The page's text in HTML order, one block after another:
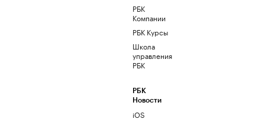
РБК
Компании
РБК Курсы
Школа
управления
РБК
РБК
Новости
iOS